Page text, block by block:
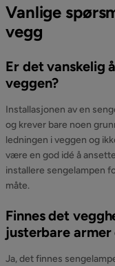
Vanlige
vegg
Er det vanskelig
veggen?
Installasjonen av en
og krever bare noen
ledningen i veggen og
være en god idé å
installere sengelampen
måte.
Finnes det
justerbare armer
Ja, det finnes